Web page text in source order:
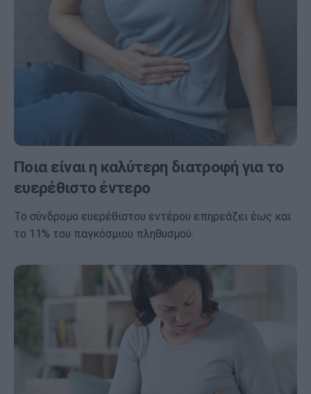
Ποια είναι η καλύτερη διατροφή για το
ευερέθιστο έντερο
Το σύνδρομο ευερέθιστου εντέρου επηρεάζει έως και
το 11% του παγκόσμιου πληθυσμού.